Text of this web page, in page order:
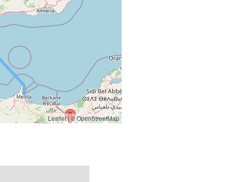
Leaflet|© OpenStreetMap